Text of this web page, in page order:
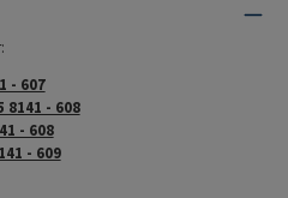
- 607
8141 - 608
- 608
- 609